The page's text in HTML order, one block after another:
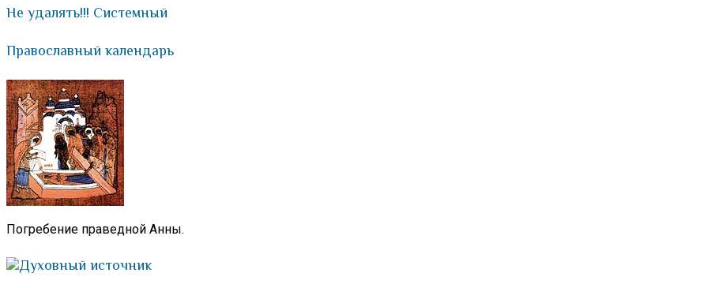
Не удалять!!! Системный
Православный календарь
Погребение праведной Анны.
Духовный источник